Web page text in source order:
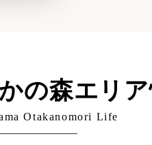
の森エリ
Otakanomori Life